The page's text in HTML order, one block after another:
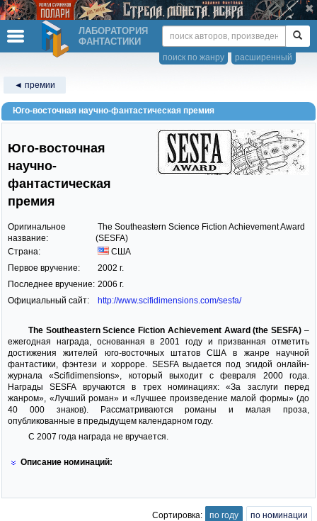
ЛАБОРАТОРИЯ
ФАНТАСТИКИ
расширенный
поиск по жанру
◄ премии
Юго-восточная научно-фантастическая премия
Юго-восточная
научно-
фантастическая
премия
Оригинальное
название:
The Southeastern Science Fiction Achievement Award
(SESFA)
Страна:
США
Первое вручение:
2002 г.
Последнее вручение: 2006 г.
Официальный сайт:
http://www.scifidimensions.com/sesfa/
The Southeastern Science Fiction Achievement Award (the SESFA) –
ежегодная награда, основанная в 2001 году и призванная отметить
достижения жителей юго-восточных штатов США в жанре научной
фантастики, фэнтези и хорроре. SESFA выдается под эгидой онлайн-
журнала «Scifidimensions», который выходит с февраля 2000 года.
Награды SESFA вручаются в трех номинациях: «За заслуги перед
жанром», «Лучший роман» и «Лучшее произведение малой формы» (до
40 000 знаков). Рассматриваются романы и малая проза,
опубликованные в предыдущем календарном году.
С 2007 года награда не вручается.
Описание номинаций:
Сортировка: по году по номинации